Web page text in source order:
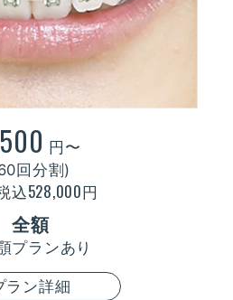
円〜
回分割)
込528,000円
全額
プランあり
ラン詳細